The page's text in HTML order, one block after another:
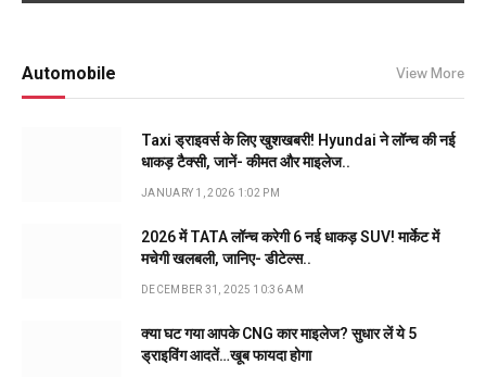
Automobile View More
Taxi ड्राइवर्स के लिए खुशखबरी! Hyundai ने लॉन्च की नई
धाकड़ टैक्सी, जानें- कीमत और माइलेज..
JANUARY 1, 2026 1:02 PM
2026 में TATA लॉन्च करेगी 6 नई धाकड़ SUV! मार्केट में
मचेगी खलबली, जानिए- डीटेल्स..
DECEMBER 31, 2025 10:36 AM
क्या घट गया आपके CNG कार माइलेज? सुधार लें ये 5
ड्राइविंग आदतें…खूब फायदा होगा